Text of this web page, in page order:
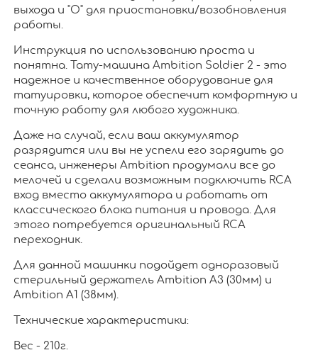
выхода и "O" для приостановки/возобновления
работы.
Инструкция по использованию проста и
понятна. Тату-машина Ambition Soldier 2 - это
надежное и качественное оборудование для
татуировки, которое обеспечит комфортную и
точную работу для любого художника.
Даже на случай, если ваш аккумулятор
разрядится или вы не успели его зарядить до
сеанса, инженеры Ambition продумали все до
мелочей и сделали возможным подключить RCA
вход вместо аккумулятора и работать от
классического блока питания и провода. Для
этого потребуется оригинальный RCA
переходник.
Для данной машинки подойдет одноразовый
стерильный держатель Ambition A3 (30мм) и
Ambition A1 (38мм).
Технические характеристики:
Вес - 210г.